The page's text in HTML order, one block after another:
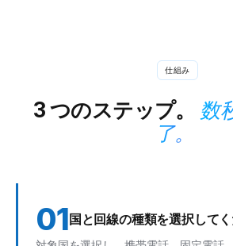
仕組み
3 つのステップ。
数
了。
01 国と回線の種類を選択して